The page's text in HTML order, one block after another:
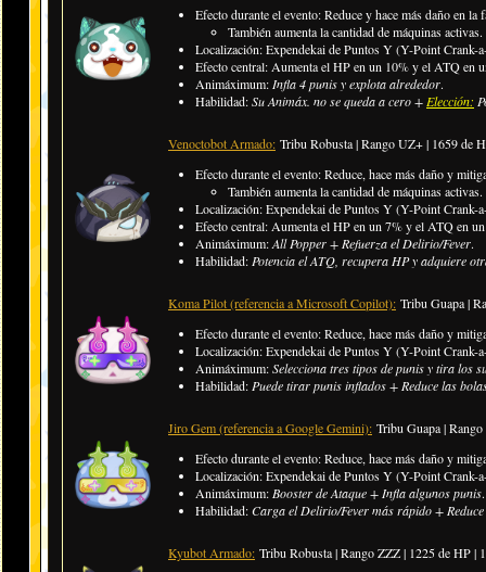
Efecto durante el evento: Reduce y hace más daño en la
También aumenta la cantidad de máquinas activas.
Localización: Expendekai de Puntos Y (Y-Point Crank-
Efecto central: Aumenta el HP en un 10% y el ATQ en
Animáximum: Infla 4 punis y explota alrededor.
Habilidad:Su Animáx. no se queda a cero + Elección:
Venoctobot Armado: Tribu Robusta | Rango UZ+ | 1659 de
Efecto durante el evento: Reduce, hace más daño y
También aumenta la cantidad de máquinas activas.
Localización: Expendekai de Puntos Y (Y-Point Crank-
Efecto central: Aumenta el HP en un 7% y el ATQ en
Animáximum:All Popper + Refuerza el Delirio/Fever.
Habilidad: Potencia el ATQ, recupera HP y adquiere
Koma Pilot (referencia a Microsoft Copilot): Tribu Guapa |
Efecto durante el evento: Reduce, hace más daño y
Localización: Expendekai de Puntos Y (Y-Point Crank-
Animáximum:Selecciona tres tipos de punis y tira los
Habilidad: Puede tirar punis inflados + Reduce las
Jiro Gem (referencia a Google Gemini): Tribu Guapa |
Efecto durante el evento: Reduce, hace más daño y
Localización: Expendekai de Puntos Y (Y-Point Crank-
Animáximum: Booster de Ataque + Infla algunos punis.
Habilidad:Carga el Delirio/Fever más rápido +
Kyubot Armado: Tribu Robusta | Rango ZZZ | 1225 de HP |